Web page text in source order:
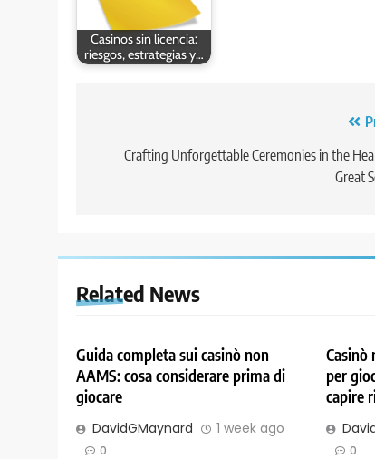
Casinos sin licencia:
riesgos, estrategias y…
navigation
Crafting Unforgettable Ceremonies in the
Great
Related News
Guida completa sui casinò non
AAMS: cosa considerare prima di
giocare
DavidGMaynard 1 week ago
0
Casinò
per
capire
0